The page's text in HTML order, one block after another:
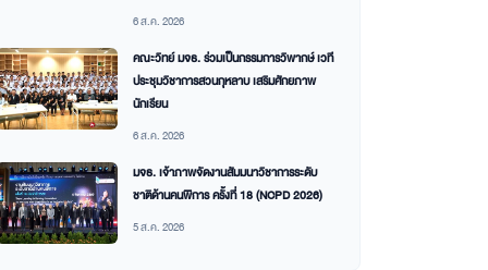
6 ส.ค. 2026
คณะวิทย์ มจธ. ร่วมเป็นกรรมการวิพากษ์ เวที
ประชุมวิชาการสวนกุหลาบ เสริมศักยภาพ
นักเรียน
6 ส.ค. 2026
มจธ. เจ้าภาพจัดงานสัมมนาวิชาการระดับ
ชาติด้านคนพิการ ครั้งที่ 18 (NCPD 2026)
5 ส.ค. 2026